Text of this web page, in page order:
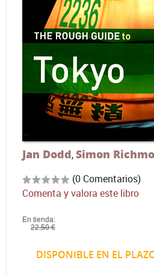
Jan Dodd,Simon
(0 Comentarios)
Comenta y valora este libro
En tienda:
22,50 €
DISPONIBLE EN EL